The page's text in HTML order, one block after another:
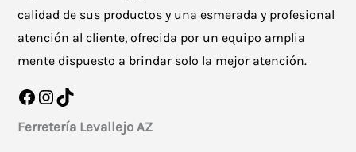
calidad de sus productos y una esmerada y profesional
atención al cliente, ofrecida por un equipo amplia
mente dispuesto a brindar solo la mejor atención.
Facebook
Instagram
TikTok
Ferretería Levallejo AZ